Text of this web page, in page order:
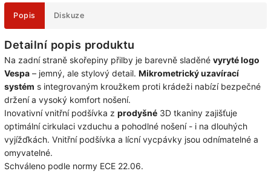
Popis Diskuze
Detailní popis produktu
Na zadní straně skořepiny přilby je barevně sladěné vyryté logo
Vespa – jemný, ale stylový detail. Mikrometrický uzavírací
systém s integrovaným kroužkem proti krádeži nabízí bezpečné
držení a vysoký komfort nošení.
Inovativní vnitřní podšívka z prodyšné 3D tkaniny zajišťuje
optimální cirkulaci vzduchu a pohodlné nošení - i na dlouhých
vyjížďkách. Vnitřní podšívka a lícní vycpávky jsou odnímatelné a
omyvatelné.
Schváleno podle normy ECE 22.06.